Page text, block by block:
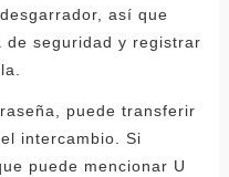
así que
de seguridad y registrar
puede transferir
intercambio. Si
puede mencionar U